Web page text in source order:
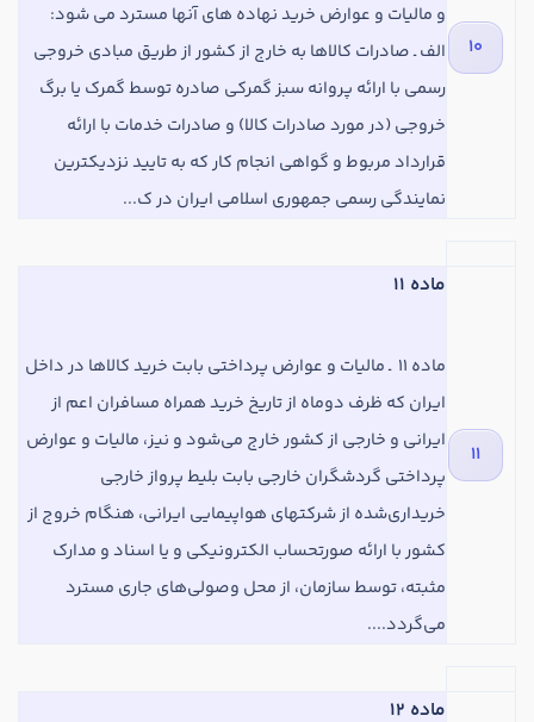
10
و مالیات و عوارض خرید نهاده‌ های آنها مسترد می‌ شود:
الف ‌ـ صادرات کالاها به خارج از کشور از طریق مبادی خروجی
رسمی با ارائه پروانه سبز گمرکی صادره توسط گمرک یا برگ
خروجی (در مورد صادرات کالا) و صادرات خدمات با ارائه
قرارداد مربوط و گواهی انجام کار که به تایید نزدیکترین
نمایندگی رسمی جمهوری اسلامی ایران در ک...
11
ماده 11
ماده
11 ‌ ـ مالیات و عوارض پرداختی بابت خرید کالاها در داخل
ایران که ظرف دوماه از تاریخ خرید همراه مسافران اعم از
ایرانی و خارجی از کشور خارج می‌شود و نیز، مالیات و عوارض
پرداختی گردشگران خارجی بابت بلیط پرواز خارجی
خریداری‌شده از شرکتهای هواپیمایی ایرانی، هنگام خروج از
کشور با ارائه صورتحساب الکترونیکی و یا اسناد و مدارک
مثبته، توسط سازمان، از محل وصولی‌های جاری مسترد
می‌گردد....
ماده 12